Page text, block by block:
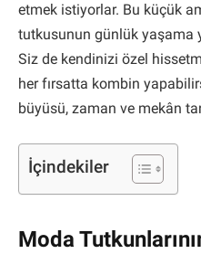
etmek istiyorlar. Bu küçük
tutkusunun günlük yaşama
Siz de kendinizi özel
her fırsatta kombin
büyüsü, zaman ve mekân
İçindekiler
Moda